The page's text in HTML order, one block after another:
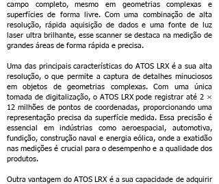
campo completo, mesmo em geometrias complexas e
superfícies de forma livre. Com uma combinação de alta
resolução, rápida aquisição de dados e uma fonte de luz
laser ultra brilhante, esse scanner se destaca na medição de
grandes áreas de forma rápida e precisa.
Uma das principais características do ATOS LRX é a sua alta
resolução, o que permite a captura de detalhes minuciosos
em objetos de geometrias complexas. Com uma única
tomada de digitalização, o ATOS LRX pode registrar até 2 ×
12 milhões de pontos de coordenadas, proporcionando uma
representação precisa da superfície medida. Essa precisão é
essencial em indústrias como aeroespacial, automotiva,
fundição, construção naval e energia eólica, onde a exatidão
nas medições é crucial para o desempenho e a qualidade dos
produtos.
Outra vantagem do ATOS LRX é a sua capacidade de adquirir